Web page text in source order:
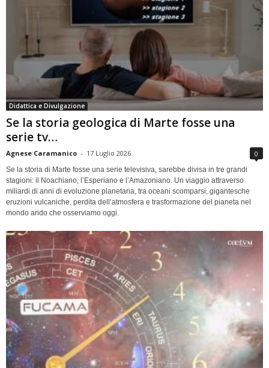
Didattica e Divulgazione
Se la storia geologica di Marte fosse una
serie tv…
Agnese Caramanico - 17 Luglio 2026 0
Se la storia di Marte fosse una serie televisiva, sarebbe divisa in tre grandi
stagioni: il Noachiano, l’Esperiano e l’Amazoniano. Un viaggio attraverso
miliardi di anni di evoluzione planetaria, tra oceani scomparsi, gigantesche
eruzioni vulcaniche, perdita dell’atmosfera e trasformazione del pianeta nel
mondo arido che osserviamo oggi.